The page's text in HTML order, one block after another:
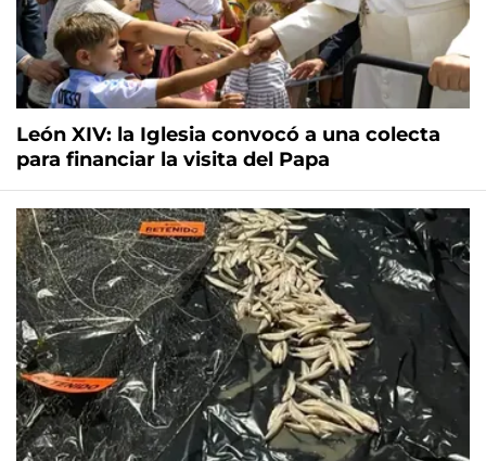
León XIV: la Iglesia convocó a una colecta
para financiar la visita del Papa